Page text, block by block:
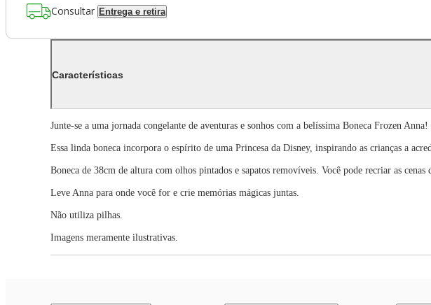
Consultar Entrega e retira
Características
Junte-se a uma jornada congelante de aventuras e sonhos com a belíssima Boneca Frozen Anna!
Essa linda boneca incorpora o espírito de uma Princesa da Disney, inspirando as crianças a
Boneca de 38cm de altura com olhos pintados e sapatos removíveis. Você pode recriar as
Leve Anna para onde você for e crie memórias mágicas juntas.
Não utiliza pilhas.
Imagens meramente ilustrativas.